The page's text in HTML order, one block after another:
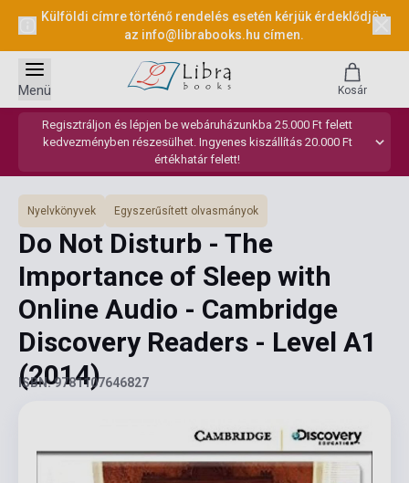
Külföldi címre történő rendelés esetén kérjük érdeklődjön
az info@librabooks.hu címen.
Regisztráljon és lépjen be webáruházunkba 25.000 Ft felett
kedvezményben részesülhet. Ingyenes kiszállítás 20.000 Ft
értékhatár felett!
Menü Kosár
Nyelvkönyvek Egyszerűsített olvasmányok
Do Not Disturb - The
Importance of Sleep with
Online Audio - Cambridge
Discovery Readers - Level A1
(2014)
ISBN: 9781107646827